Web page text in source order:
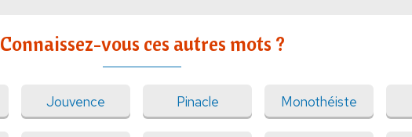
Connaissez-vous ces autres mots ?
Jouvence Pinacle Monothéiste